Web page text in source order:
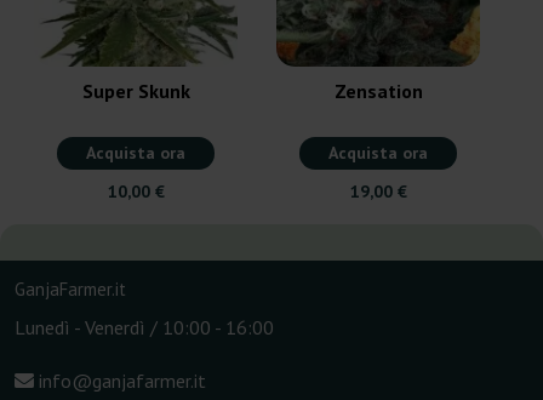
Super Skunk
Acquista ora
10,00 €
Zensation
Acquista ora
19,00 €
GanjaFarmer.it
Lunedì - Venerdì / 10:00 - 16:00
info@ganjafarmer.it